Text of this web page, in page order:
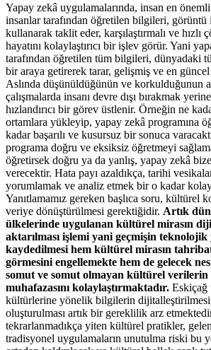
Yapay zekâ uygulamalarında, insan en
insanlar tarafından öğretilen bilgileri,
kullanarak taklit eder, karşılaştırmalı ve hızlı
hayatını kolaylaştırıcı bir işlev görür. Yani
tarafından öğretilen tüm bilgileri, dünyadaki
bir araya getirerek tarar, gelişmiş ve en
Aslında düşünüldüğünün ve korkulduğunun
çalışmalarda insanı devre dışı bırakmak
hızlandırıcı bir görev üstlenir. Örneğin ne
ortamlara yükleyip, yapay zekâ programına
kadar başarılı ve kusursuz bir sonuca
programa doğru ve eksiksiz öğretmeyi
öğretirsek doğru ya da yanlış, yapay zekâ
verecektir. Hata payı azaldıkça, tarihi
yorumlamak ve analiz etmek bir o kadar
Yanıtlamamız gereken başlıca soru, kültürel
veriye dönüştürülmesi gerektiğidir. Artık
ülkelerinde uygulanan kültürel mirasın
aktarılması işlemi yani geçmişin
kaydedilmesi hem kültürel mirasın
görmesini engellemekte hem de gelecek
somut ve somut olmayan kültürel verilerin
muhafazasını kolaylaştırmaktadır. Eskiçağ
kültürlerine yönelik bilgilerin
oluşturulması artık bir gereklilik arz
tekrarlanmadıkça yiten kültürel pratikler,
tradisyonel uygulamaların unutulma riski bu